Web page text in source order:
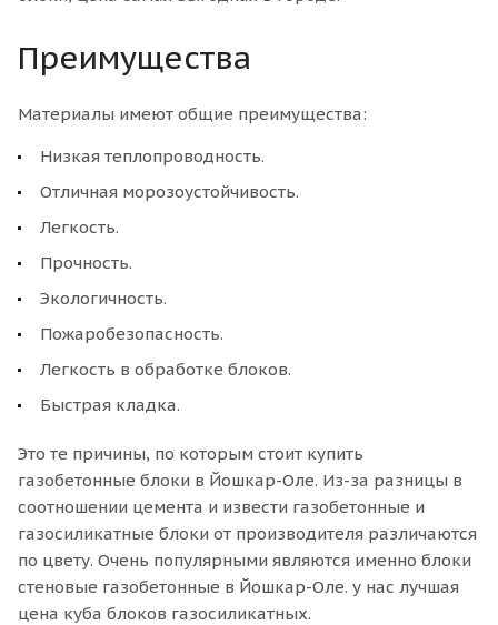
Преимущества
Материалы имеют общие преимущества:
Низкая теплопроводность.
Отличная морозоустойчивость.
Легкость.
Прочность.
Экологичность.
Пожаробезопасность.
Легкость в обработке блоков.
Быстрая кладка.
Это те причины, по которым стоит купить
газобетонные блоки в Йошкар-Оле. Из-за разницы в
соотношении цемента и извести газобетонные и
газосиликатные блоки от производителя различаются
по цвету. Очень популярными являются именно блоки
стеновые газобетонные в Йошкар-Оле. у нас лучшая
цена куба блоков газосиликатных.